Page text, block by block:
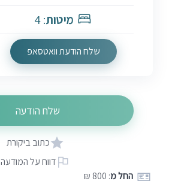
החל מ: 800 ₪
מיטות: 4
שלח הודעת וואטסאפ
שלח הודעה
כתוב ביקורת
דווח על המודעה